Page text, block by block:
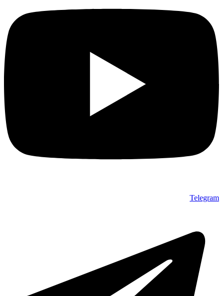
Telegram